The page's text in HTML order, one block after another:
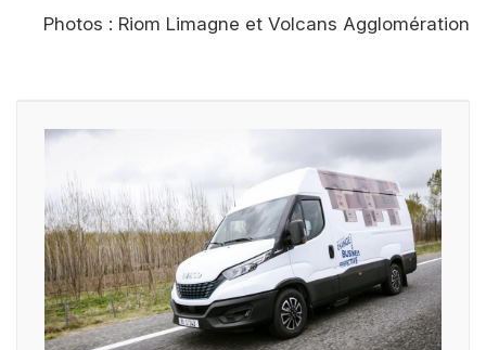
Photos : Riom Limagne et Volcans Agglomération